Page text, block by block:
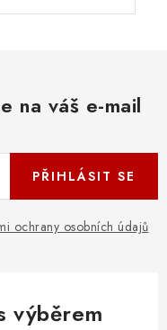
na váš e-mail
ochrany osobních údajů
PŘIHLÁSIT SE
výběrem